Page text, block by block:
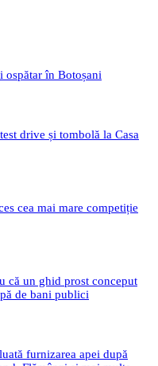
ospătar în Botoșani
drive și tombolă la Casa
cea mai mare competiție
că un ghid prost conceput
de bani publici
furnizarea apei după